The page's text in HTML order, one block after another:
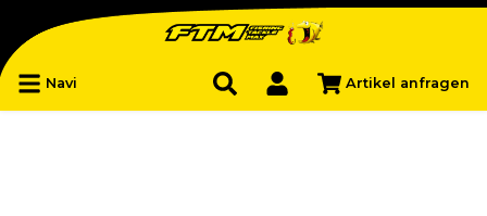
Navi Artikel anfragen